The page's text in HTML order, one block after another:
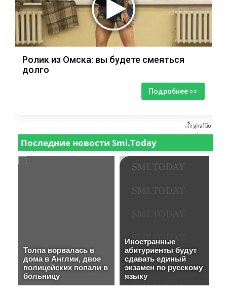
Ролик из Омска: вы будете смеяться
долго
Подробнее >>